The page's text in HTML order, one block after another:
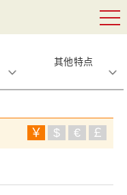
其他特点
￥ $ € ￡